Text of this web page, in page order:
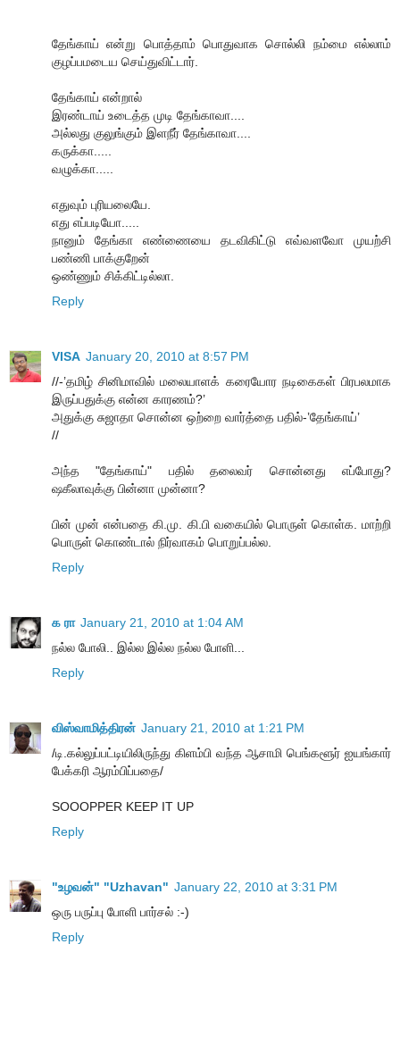
தேங்காய் என்று பொத்தாம் பொதுவாக சொல்லி நம்மை எல்லாம்
குழப்பமடைய செய்துவிட்டார்.
தேங்காய் என்றால்
இரண்டாய் உடைத்த முடி தேங்காவா....
அல்லது குலுங்கும் இளநீர் தேங்காவா....
கருக்கா.....
வழுக்கா.....
எதுவும் புரியலையே.
எது எப்படியோ.....
நானும் தேங்கா எண்ணையை தடவிகிட்டு எவ்வளவோ முயற்சி
பண்ணி பாக்குறேன்
ஒண்ணும் சிக்கிட்டில்லா.
Reply
VISA January 20, 2010 at 8:57 PM
//-’தமிழ் சினிமாவில் மலையாளக் கரையோர நடிகைகள் பிரபலமாக
இருப்பதுக்கு என்ன காரணம்?’
அதுக்கு சுஜாதா சொன்ன ஒற்றை வார்த்தை பதில்-’தேங்காய்’
//
அந்த "தேங்காய்" பதில் தலைவர் சொன்னது எப்போது?
ஷகீலாவுக்கு பின்னா முன்னா?
பின் முன் என்பதை கி.மு. கி.பி வகையில் பொருள் கொள்க. மாற்றி
பொருள் கொண்டால் நிர்வாகம் பொறுப்பல்ல.
Reply
க ரா January 21, 2010 at 1:04 AM
நல்ல போலி.. இல்ல இல்ல நல்ல போளி...
Reply
விஸ்வாமித்திரன் January 21, 2010 at 1:21 PM
/டி.கல்லுப்பட்டியிலிருந்து கிளம்பி வந்த ஆசாமி பெங்களூர் ஐயங்கார்
பேக்கரி ஆரம்பிப்பதை/
SOOOPPER KEEP IT UP
Reply
"உழவன்" "Uzhavan" January 22, 2010 at 3:31 PM
ஒரு பருப்பு போளி பார்சல் :-)
Reply